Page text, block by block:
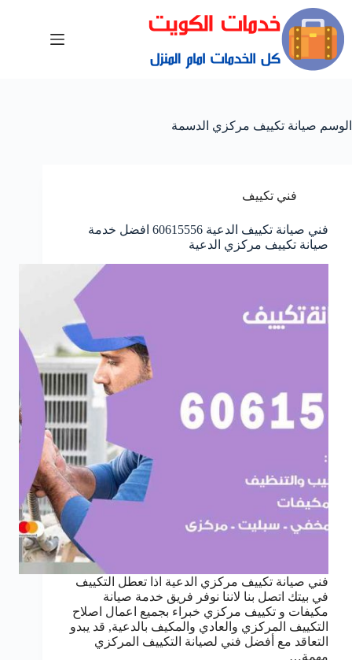
الوسم صيانة تكييف مركزي الدسمة
فني تكييف
فني صيانة تكييف الدعية 60615556 افضل خدمة
صيانة تكييف مركزي الدعية
فني صيانة تكييف مركزي الدعية اذا تعطل التكييف
في بيتك اتصل بنا لاننا نوفر فريق خدمة صيانة
مكيفات و تكييف مركزي خبراء بجميع اعمال اصلاح
التكييف المركزي والعادي والمكيف بالدعية, قد يبدو
التعاقد مع أفضل فني لصيانة التكييف المركزي
مهمة…